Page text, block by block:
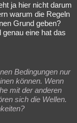
ja hier nicht darum
warum die Regeln
Grund geben?
eine hat das
Bedingungen nur
können. Wenn
mit der anderen
sich die Wellen.